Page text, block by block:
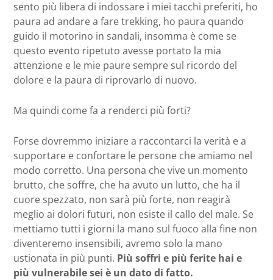
sento più libera di indossare i miei tacchi preferiti, ho
paura ad andare a fare trekking, ho paura quando
guido il motorino in sandali, insomma è come se
questo evento ripetuto avesse portato la mia
attenzione e le mie paure sempre sul ricordo del
dolore e la paura di riprovarlo di nuovo.
Ma quindi come fa a renderci più forti?
Forse dovremmo iniziare a raccontarci la verità e a
supportare e confortare le persone che amiamo nel
modo corretto. Una persona che vive un momento
brutto, che soffre, che ha avuto un lutto, che ha il
cuore spezzato, non sarà più forte, non reagirà
meglio ai dolori futuri, non esiste il callo del male. Se
mettiamo tutti i giorni la mano sul fuoco alla fine non
diventeremo insensibili, avremo solo la mano
ustionata in più punti. Più soffri e più ferite hai e
più vulnerabile sei è un dato di fatto.